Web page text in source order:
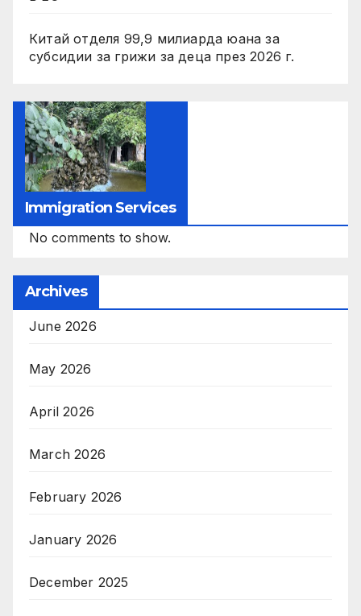
Китай отделя 99,9 милиарда юана за
субсидии за грижи за деца през 2026 г.
Immigration Services
No comments to show.
Archives
June 2026
May 2026
April 2026
March 2026
February 2026
January 2026
December 2025